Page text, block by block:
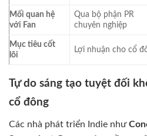
Mối quan hệ
với Fan
Qua bộ phận PR
chuyên nghiệp
Mục tiêu cốt
lõi
Lợi nhuận cho cổ
Tự do sáng tạo tuyệt đối
cổ đông
Các nhà phát triển Indie như